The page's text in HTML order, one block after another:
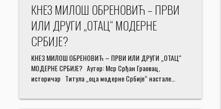
КНЕЗ МИЛОШ ОБРЕНОВИЋ – ПРВИ
ИЛИ ДРУГИ „ОТАЦ“ МОДЕРНЕ
СРБИЈЕ?
КНЕЗ МИЛОШ ОБРЕНОВИЋ – ПРВИ ИЛИ ДРУГИ „ОТАЦ“
МОДЕРНЕ СРБИЈЕ? Аутор: Мср Срђан Граовац,
историчар Титула „оца модерне Србије“ настале…